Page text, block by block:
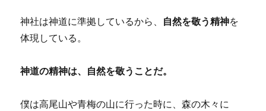
神社は神道に準拠しているから、 自然を敬う精神を
体現している。
神道の精神は、自然を敬うことだ。
僕は高尾山や青梅の山に行った時に、森の木々に